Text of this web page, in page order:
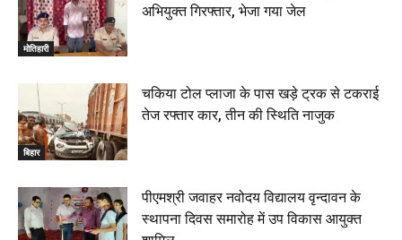
मोतिहारी
अभियुक्त गिरफ्तार, भेजा गया जेल
बिहार
चकिया टोल प्लाजा के पास खड़े ट्रक से टकराई
तेज रफ्तार कार, तीन की स्थिति नाजुक
पीएमश्री जवाहर नवोदय विद्यालय वृन्दावन के
स्थापना दिवस समारोह में उप विकास आयुक्त